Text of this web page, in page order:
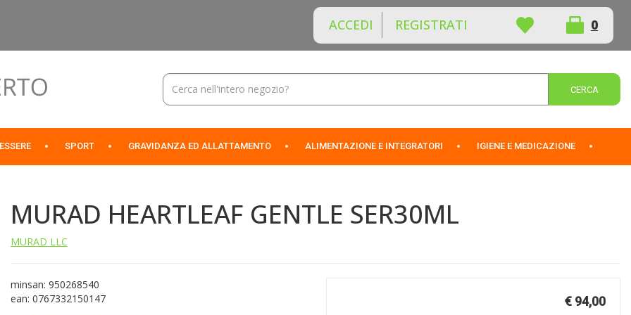
ACCEDI REGISTRATI 0
ARTICOLI
INSERITI
Cerca
Prodotto
SPORT GRAVIDANZA ED ALLATTAMENTO ALIMENTAZIONE E INTEGRATORI IGIENE E MEDICAZIONE
MURAD HEARTLEAF GENTLE SER30ML
MURAD LLC
minsan: 950268540
ean: 0767332150147
€ 94,00